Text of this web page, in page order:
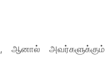
ஆனால் அவர்களுக்கும்